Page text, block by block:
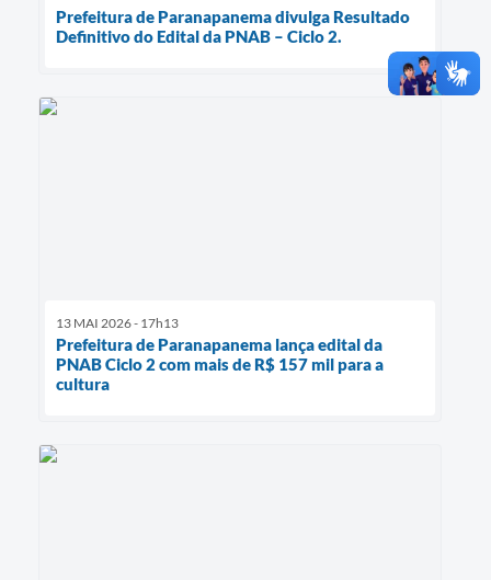
Prefeitura de Paranapanema divulga Resultado
Definitivo do Edital da PNAB – Ciclo 2.
13 MAI 2026 - 17h13
Prefeitura de Paranapanema lança edital da
PNAB Ciclo 2 com mais de R$ 157 mil para a
cultura